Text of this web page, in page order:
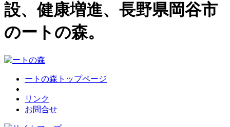
設、健康増進、長野県岡谷市
のートの森。
ートの森トップページ
リンク
お問合せ